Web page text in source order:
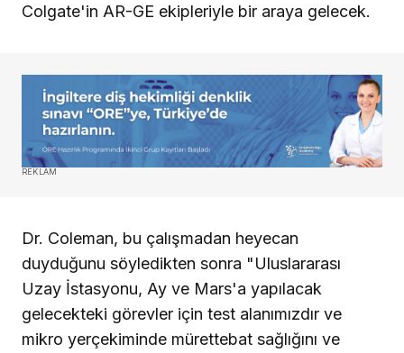
Colgate'in AR-GE ekipleriyle bir araya gelecek.
REKLAM
Dr. Coleman, bu çalışmadan heyecan
duyduğunu söyledikten sonra "Uluslararası
Uzay İstasyonu, Ay ve Mars'a yapılacak
gelecekteki görevler için test alanımızdır ve
mikro yerçekiminde mürettebat sağlığını ve